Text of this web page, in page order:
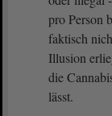
pro Person
faktisch
Illusion
die
lässt.